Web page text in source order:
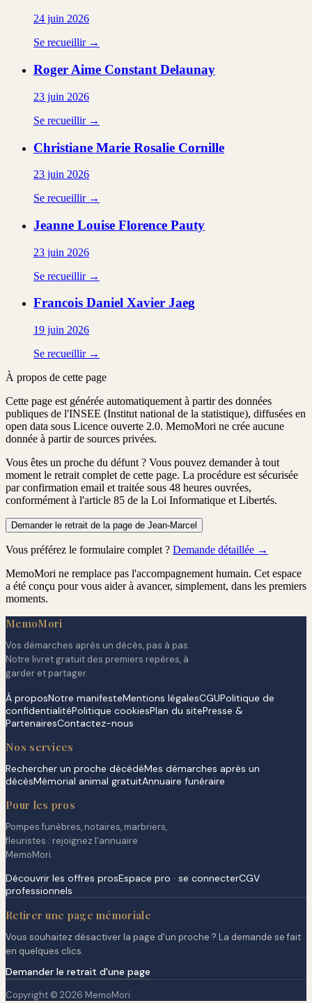
24 juin 2026
Se recueillir →
Roger Aime Constant Delaunay
23 juin 2026
Se recueillir →
Christiane Marie Rosalie Cornille
23 juin 2026
Se recueillir →
Jeanne Louise Florence Pauty
23 juin 2026
Se recueillir →
Francois Daniel Xavier Jaeg
19 juin 2026
Se recueillir →
À propos de cette page
Cette page est générée automatiquement à partir des données
publiques de l'INSEE (Institut national de la statistique), diffusées en
open data sous Licence ouverte 2.0. MemoMori ne crée aucune
donnée à partir de sources privées.
Vous êtes un proche du défunt ? Vous pouvez demander à tout
moment le retrait complet de cette page. La procédure est sécurisée
par confirmation email et traitée sous 48 heures ouvrées,
conformément à l'article 85 de la Loi Informatique et Libertés.
Demander le retrait de la page de Jean-Marcel
Vous préférez le formulaire complet ? Demande détaillée →
MemoMori ne remplace pas l'accompagnement humain. Cet espace
a été conçu pour vous aider à avancer, simplement, dans les premiers
moments.
MemoMori
Vos démarches après un décès, pas à pas.
Notre livret gratuit des premiers repères, à
garder et partager.
À proposNotre manifesteMentions légalesCGUPolitique de
confidentialitéPolitique cookiesPlan du sitePresse &
PartenairesContactez-nous
Nos services
Rechercher un proche décédéMes démarches après un
décèsMémorial animal gratuitAnnuaire funéraire
Pour les pros
Pompes funèbres, notaires, marbriers,
fleuristes : rejoignez l'annuaire
MemoMori.
Découvrir les offres prosEspace pro · se connecterCGV
professionnels
Retirer une page mémoriale
Vous souhaitez désactiver la page d'un proche ? La demande se fait
en quelques clics.
Demander le retrait d'une page
Copyright © 2026 MemoMori